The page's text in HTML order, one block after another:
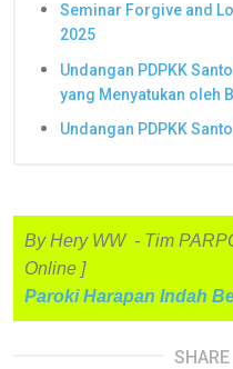
Seminar Forgive and
2025
Undangan PDPKK
yang Menyatukan oleh
Undangan PDPKK
By Hery WW - Tim
Online ]
Paroki Harapan Indah